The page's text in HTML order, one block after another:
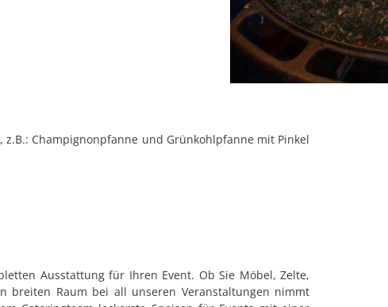
Champignonpfanne und Grünkohlpfanne mit Pinkel
Ausstattung für Ihren Event. Ob Sie Möbel, Zelte,
breiten Raum bei all unseren Veranstaltungen nimmt